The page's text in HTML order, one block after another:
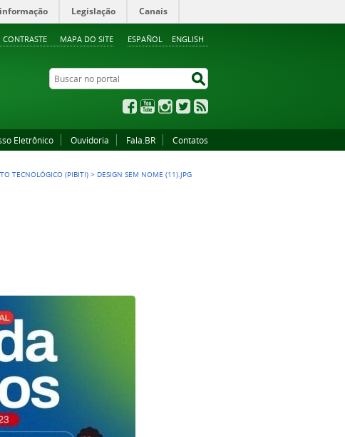
ESPAÑOL ENGLISH
MAPA DO SITE
Legislação Canais
Buscar no portal
FacebookYouTubeInstagram
Twitter
Eletrônico Ouvidoria Fala.BR Contatos
TECNOLÓGICO (PIBITI) > DESIGN SEM NOME (11).JPG